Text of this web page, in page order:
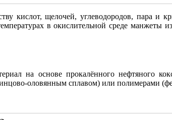
кислот, щелочей, углеводородов, пара
в окислительной среде
на основе прокалённого нефтяного
оловянным сплавом) или полимерами